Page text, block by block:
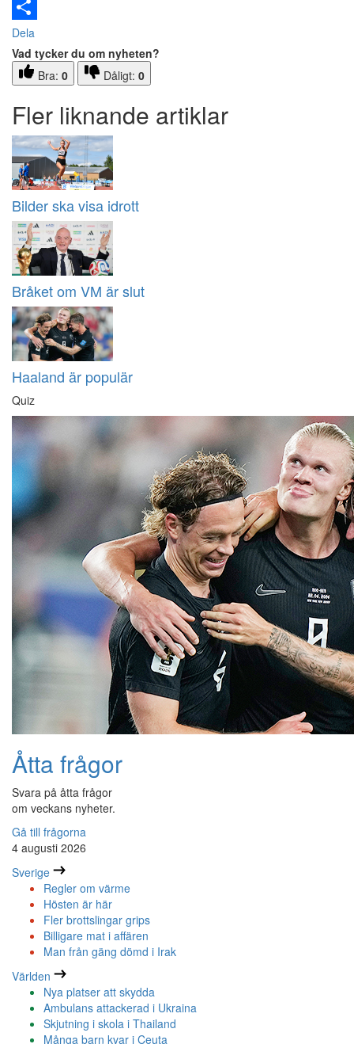
Email
Dela
Vad tycker du om nyheten?
Bra: 0 Dåligt: 0
Fler liknande artiklar
Bilder ska visa idrott
Bråket om VM är slut
Haaland är populär
Quiz
Åtta frågor
Svara på åtta frågor
om veckans nyheter.
Gå till frågorna
4 augusti 2026
Sverige
Regler om värme
Hösten är här
Fler brottslingar grips
Billigare mat i affären
Man från gäng dömd i Irak
Världen
Nya platser att skydda
Ambulans attackerad i Ukraina
Skjutning i skola i Thailand
Många barn kvar i Ceuta